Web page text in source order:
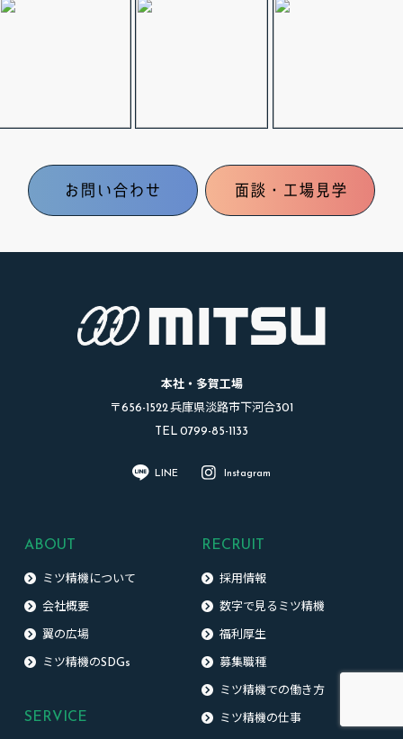
お問い合わせ 面談・工場見学
本社・多賀工場
〒656-1522 兵庫県淡路市下河合301
TEL 0799-85-1133
LINE Instagram
ABOUT
ミツ精機について
会社概要
翼の広場
ミツ精機のSDGs
SERVICE
RECRUIT
採用情報
数字で見るミツ精機
福利厚生
募集職種
ミツ精機での働き方
ミツ精機の仕事